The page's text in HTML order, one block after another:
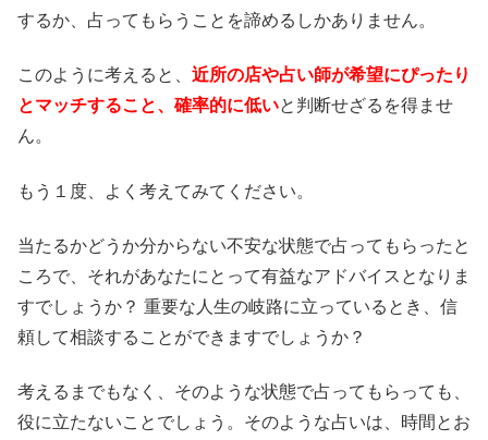
するか、占ってもらうことを諦めるしかありません。
このように考えると、 近所の店や占い師が希望にぴったり
とマッチすること、確率的に低いと判断せざるを得ませ
ん。
もう１度、よく考えてみてください。
当たるかどうか分からない不安な状態で占ってもらったと
ころで、それがあなたにとって有益なアドバイスとなりま
すでしょうか？ 重要な人生の岐路に立っているとき、信
頼して相談することができますでしょうか？
考えるまでもなく、そのような状態で占ってもらっても、
役に立たないことでしょう。そのような占いは、時間とお